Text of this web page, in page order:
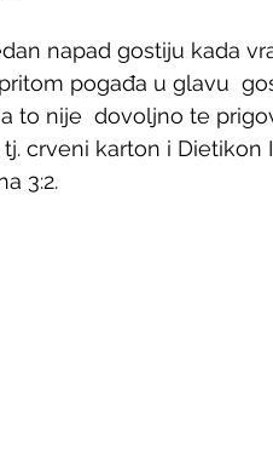
napad gostiju kada
pogađa u glavu
to nije  dovoljno te
crveni karton i Dietikon
3:2.